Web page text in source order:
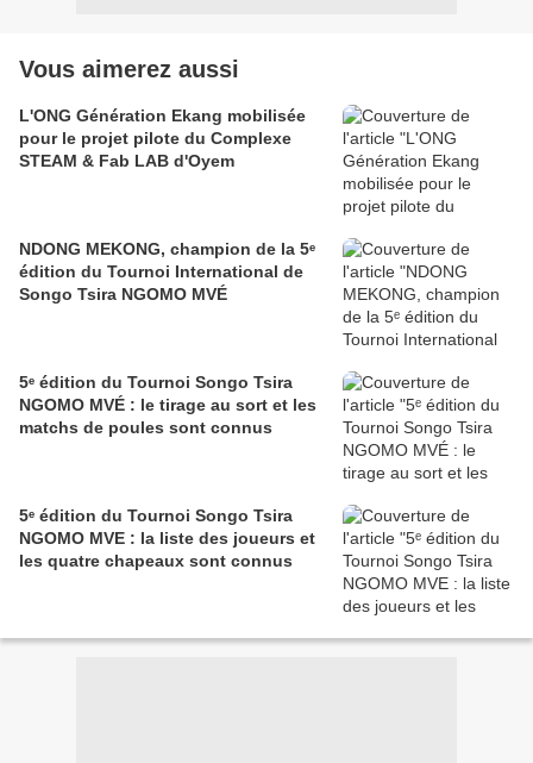
Vous aimerez aussi
L'ONG Génération Ekang mobilisée
pour le projet pilote du Complexe
STEAM & Fab LAB d'Oyem
NDONG MEKONG, champion de la 5ᵉ
édition du Tournoi International de
Songo Tsira NGOMO MVÉ
5ᵉ édition du Tournoi Songo Tsira
NGOMO MVÉ : le tirage au sort et les
matchs de poules sont connus
5ᵉ édition du Tournoi Songo Tsira
NGOMO MVE : la liste des joueurs et
les quatre chapeaux sont connus